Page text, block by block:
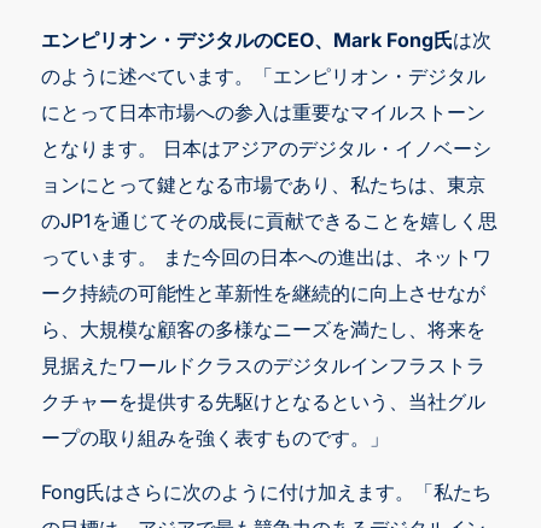
エンピリオン・デジタルのCEO、Mark Fong氏は次
のように述べています。「エンピリオン・デジタル
にとって日本市場への参入は重要なマイルストーン
となります。 日本はアジアのデジタル・イノベーシ
ョンにとって鍵となる市場であり、私たちは、東京
のJP1を通じてその成長に貢献できることを嬉しく思
っています。 また今回の日本への進出は、ネットワ
ーク持続の可能性と革新性を継続的に向上させなが
ら、大規模な顧客の多様なニーズを満たし、将来を
見据えたワールドクラスのデジタルインフラストラ
クチャーを提供する先駆けとなるという、当社グル
ープの取り組みを強く表すものです。」
Fong氏はさらに次のように付け加えます。「私たち